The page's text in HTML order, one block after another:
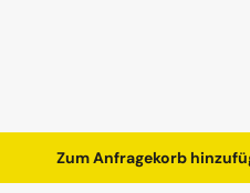
gewünschten
Zum Anfragekorb